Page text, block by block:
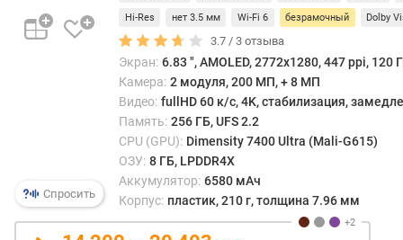
p
o
р
о
ц
Спросить
8 ГБ
12 ГБ
Hi-Res нет 3.5 мм Wi-Fi 6 безрамочный Dolby
3.7 /3 отзыва
Экран: 6.83 ", AMOLED, 2772x1280, 447 ppi, 120
Камера: 2 модуля, 200 МП, + 8 МП
Видео: fullHD 60 к/с, 4K, стабилизация,
Память: 256 ГБ, UFS 2.2
CPU (GPU): Dimensity 7400 Ultra (Mali-G615)
ОЗУ: 8 ГБ, LPDDR4X
Аккумулятор: 6580 мАч
Корпус: пластик, 210 г, толщина 7.96 мм